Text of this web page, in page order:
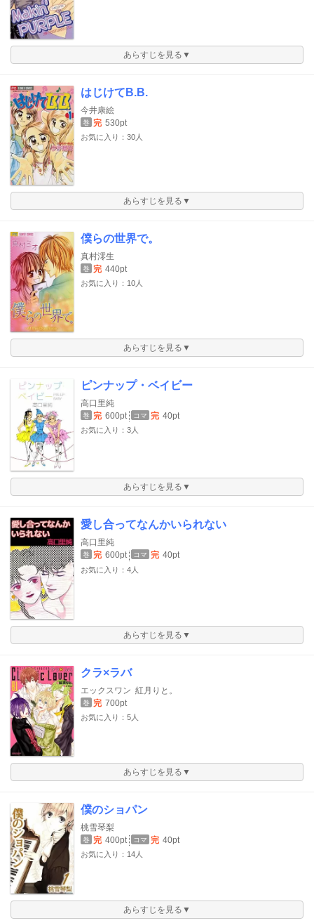
あらすじを見る▼
はじけてB.B.
今井康絵
巻 完 530pt
お気に入り：30人
あらすじを見る▼
僕らの世界で。
真村澪生
巻 完 440pt
お気に入り：10人
あらすじを見る▼
ピンナップ・ベイビー
高口里純
巻 完 600pt コマ 完 40pt
お気に入り：3人
あらすじを見る▼
愛し合ってなんかいられない
高口里純
巻 完 600pt コマ 完 40pt
お気に入り：4人
あらすじを見る▼
クラ×ラバ
エックスワン 紅月りと。
巻 完 700pt
お気に入り：5人
あらすじを見る▼
僕のショパン
桃雪琴梨
巻 完 400pt コマ 完 40pt
お気に入り：14人
あらすじを見る▼